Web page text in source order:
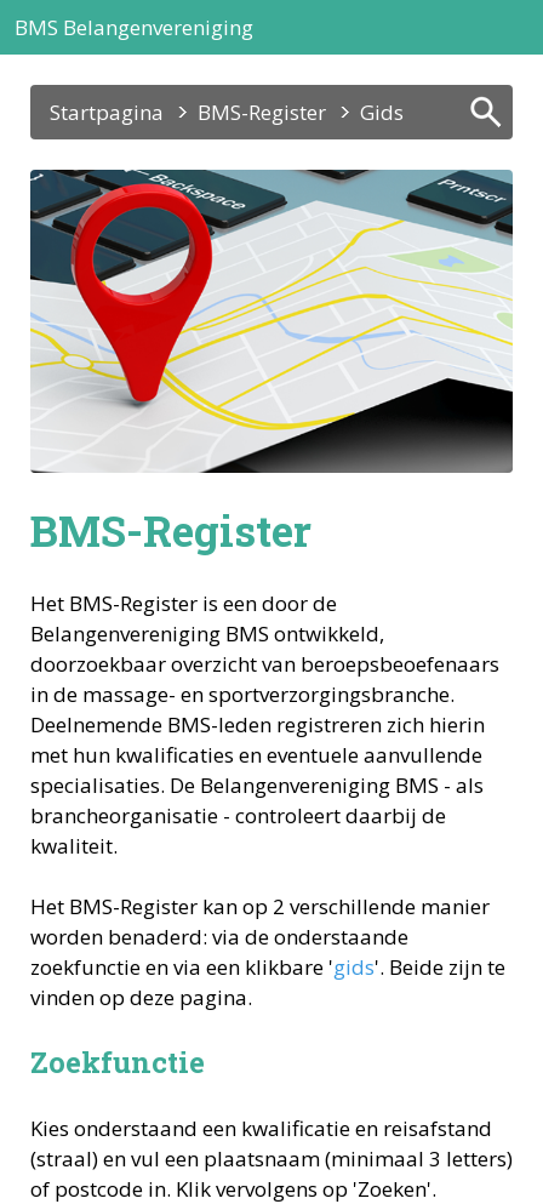
BMS Belangenvereniging
Startpagina BMS-Register Gids
BMS-Register
Het BMS-Register is een door de
Belangenvereniging BMS ontwikkeld,
doorzoekbaar overzicht van beroepsbeoefenaars
in de massage- en sportverzorgingsbranche.
Deelnemende BMS-leden registreren zich hierin
met hun kwalificaties en eventuele aanvullende
specialisaties. De Belangenvereniging BMS - als
brancheorganisatie - controleert daarbij de
kwaliteit.
Het BMS-Register kan op 2 verschillende manier
worden benaderd: via de onderstaande
zoekfunctie en via een klikbare 'gids'. Beide zijn te
vinden op deze pagina.
Zoekfunctie
Kies onderstaand een kwalificatie en reisafstand
(straal) en vul een plaatsnaam (minimaal 3 letters)
of postcode in. Klik vervolgens op 'Zoeken'.